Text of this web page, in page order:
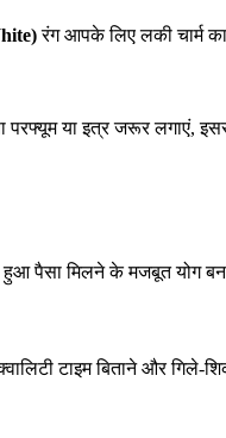
रंग आपके लिए लकी चार्म
या इत्र जरूर लगाएं,
पैसा मिलने के मजबूत योग
टाइम बिताने और गिले-